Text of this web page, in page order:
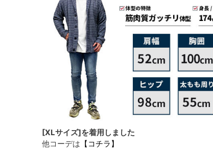
[XLサイズ]を着用しました
他コーデは 【コチラ】